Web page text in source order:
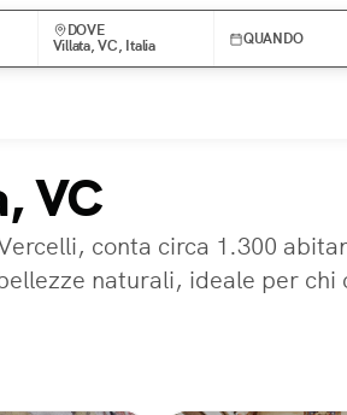
DOVE
Villata, VC, Italia
QUANDO
VC
conta circa 1.300
naturali, ideale per chi